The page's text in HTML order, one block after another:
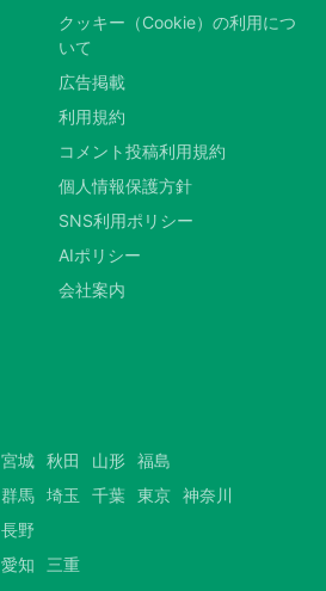
クッキー（Cookie）の利用につ
いて
広告掲載
利用規約
コメント投稿利用規約
個人情報保護方針
SNS利用ポリシー
AIポリシー
会社案内
宮城 秋田 山形 福島
群馬 埼玉 千葉 東京 神奈川
長野
愛知
三重